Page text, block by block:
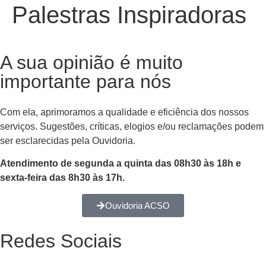
Palestras Inspiradoras
A sua opinião é muito
importante para nós
Com ela, aprimoramos a qualidade e eficiência dos nossos
serviços. Sugestões, críticas, elogios e/ou reclamações podem
ser esclarecidas pela Ouvidoria.
Atendimento de segunda a quinta das 08h30 às 18h e
sexta-feira das 8h30 às 17h.
Ouvidoria ACSO
Redes Sociais